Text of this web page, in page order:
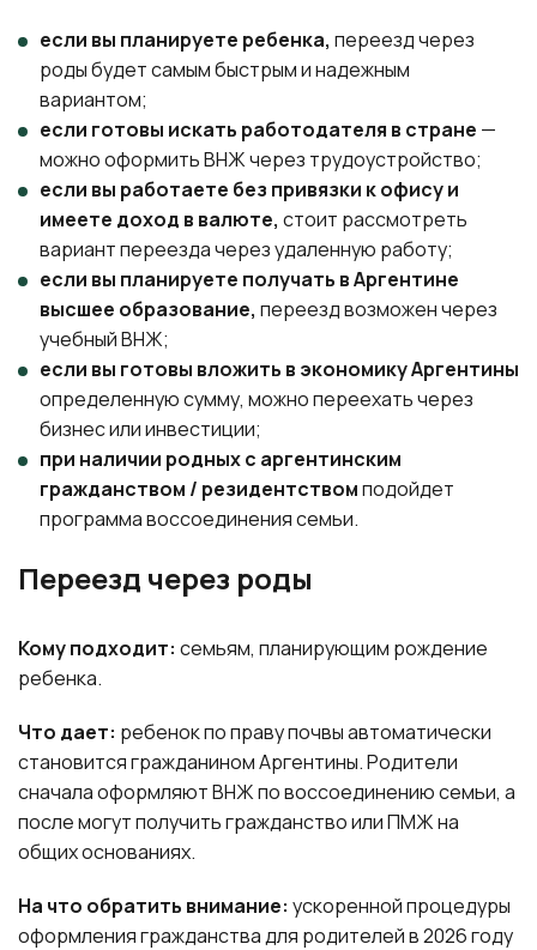
если вы планируете ребенка, переезд через
роды будет самым быстрым и надежным
вариантом;
если готовы искать работодателя в стране —
можно оформить ВНЖ через трудоустройство;
если вы работаете без привязки к офису и
имеете доход в валюте, стоит рассмотреть
вариант переезда через удаленную работу;
если вы планируете получать в Аргентине
высшее образование, переезд возможен через
учебный ВНЖ;
если вы готовы вложить в экономику Аргентины
определенную сумму, можно переехать через
бизнес или инвестиции;
при наличии родных с аргентинским
гражданством / резидентствомподойдет
программа воссоединения семьи.
Переезд через роды
Кому подходит: семьям, планирующим рождение
ребенка.
Что дает: ребенок по праву почвы автоматически
становится гражданином Аргентины. Родители
сначала оформляют ВНЖ по воссоединению семьи, а
после могут получить гражданство или ПМЖ на
общих основаниях.
На что обратить внимание: ускоренной процедуры
оформления гражданства для родителей в 2026 году